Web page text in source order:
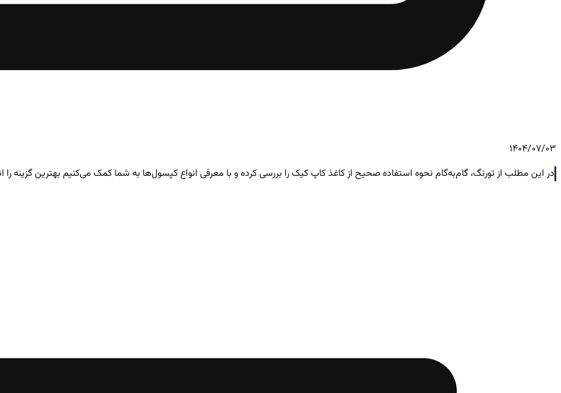
1404/07/03
در این مطلب از تورنگ، گام‌به‌گام نحوه استفاده صحیح از کاغذ کاپ کیک را بررسی کرده و با معرفی انواع کپسول‌ها به شما کمک می‌کنیم بهترین گزینه را